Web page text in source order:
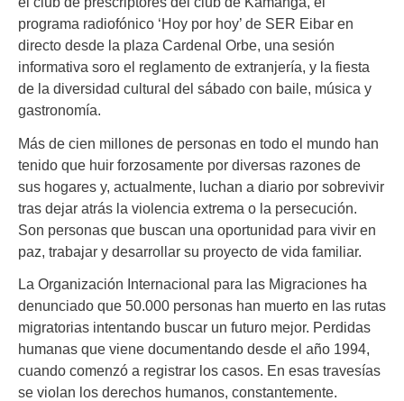
programa radiofónico ‘Hoy por hoy’ de SER Eibar en
directo desde la plaza Cardenal Orbe, una sesión
informativa soro el reglamento de extranjería, y la fiesta
de la diversidad cultural del sábado con baile, música y
gastronomía.
Más de cien millones de personas en todo el mundo han
tenido que huir forzosamente por diversas razones de
sus hogares y, actualmente, luchan a diario por sobrevivir
tras dejar atrás la violencia extrema o la persecución.
Son personas que buscan una oportunidad para vivir en
paz, trabajar y desarrollar su proyecto de vida familiar.
La Organización Internacional para las Migraciones ha
denunciado que 50.000 personas han muerto en las rutas
migratorias intentando buscar un futuro mejor. Perdidas
humanas que viene documentando desde el año 1994,
cuando comenzó a registrar los casos. En esas travesías
se violan los derechos humanos, constantemente.